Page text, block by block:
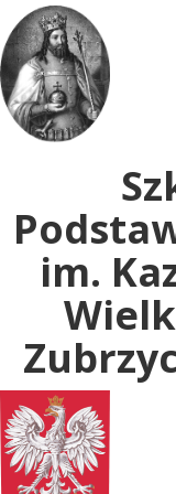
Uwaga:
ta
witryna
zawiera
system
dostępności.
im.